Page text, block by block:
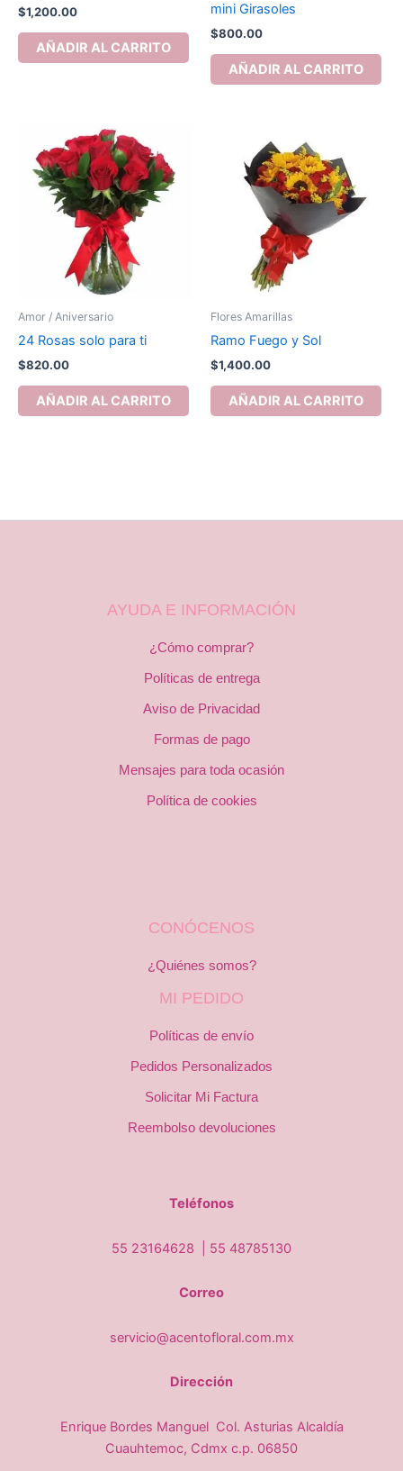
$1,200.00
AÑADIR AL CARRITO
mini Girasoles
$800.00
AÑADIR AL CARRITO
Amor / Aniversario
24 Rosas solo para ti
$820.00
AÑADIR AL CARRITO
Flores Amarillas
Ramo Fuego y Sol
$1,400.00
AÑADIR AL CARRITO
AYUDA E INFORMACIÓN
¿Cómo comprar?
Políticas de entrega
Aviso de Privacidad
Formas de pago
Mensajes para toda ocasión
Política de cookies
CONÓCENOS
¿Quiénes somos?
MI PEDIDO
Políticas de envío
Pedidos Personalizados
Solicitar Mi Factura
Reembolso devoluciones
Teléfonos
55 23164628 | 55 48785130
Correo
servicio@acentofloral.com.mx
Dirección
Enrique Bordes Manguel Col. Asturias Alcaldía
Cuauhtemoc, Cdmx c.p. 06850